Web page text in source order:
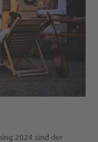
2024 sind der